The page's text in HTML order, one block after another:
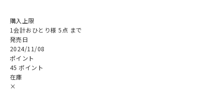
購入上限
1会計おひとり様 5点 まで
発売日
2024/11/08
ポイント
45 ポイント
在庫
×